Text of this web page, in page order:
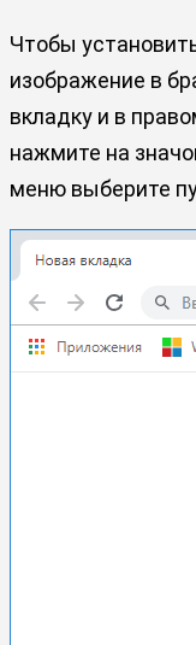
Чтобы
изображение в
вкладку и в
нажмите на
меню выберите